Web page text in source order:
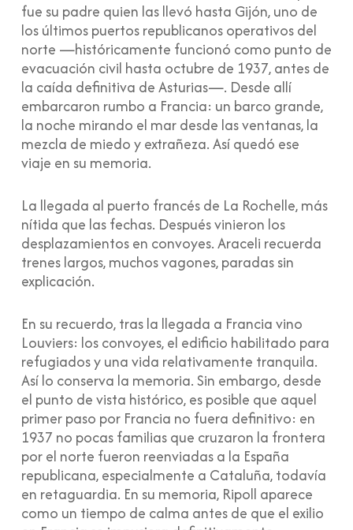
fue su padre quien las llevó hasta Gijón, uno de
los últimos puertos republicanos operativos del
norte —históricamente funcionó como punto de
evacuación civil hasta octubre de 1937, antes de
la caída definitiva de Asturias—. Desde allí
embarcaron rumbo a Francia: un barco grande,
la noche mirando el mar desde las ventanas, la
mezcla de miedo y extrañeza. Así quedó ese
viaje en su memoria.
La llegada al puerto francés de La Rochelle, más
nítida que las fechas. Después vinieron los
desplazamientos en convoyes. Araceli recuerda
trenes largos, muchos vagones, paradas sin
explicación.
En su recuerdo, tras la llegada a Francia vino
Louviers: los convoyes, el edificio habilitado para
refugiados y una vida relativamente tranquila.
Así lo conserva la memoria. Sin embargo, desde
el punto de vista histórico, es posible que aquel
primer paso por Francia no fuera definitivo: en
1937 no pocas familias que cruzaron la frontera
por el norte fueron reenviadas a la España
republicana, especialmente a Cataluña, todavía
en retaguardia. En su memoria, Ripoll aparece
como un tiempo de calma antes de que el exilio